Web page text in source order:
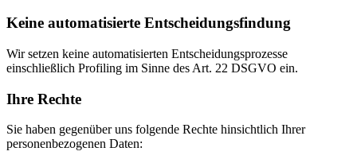
Keine automatisierte Entscheidungsfindung
Wir setzen keine automatisierten Entscheidungsprozesse
einschließlich Profiling im Sinne des Art. 22 DSGVO ein.
Ihre Rechte
Sie haben gegenüber uns folgende Rechte hinsichtlich Ihrer
personenbezogenen Daten: